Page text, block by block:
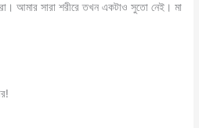
আমার সারা শরীরে তখন একটাও সুতো নেই। মা